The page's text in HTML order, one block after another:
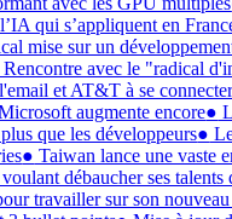
qui s’appliquent en
mise sur un
avec le "radical
et AT&T à se
augmente encore●
que les développeurs●
●Taiwan lance une vaste
débaucher ses talents
travailler sur son